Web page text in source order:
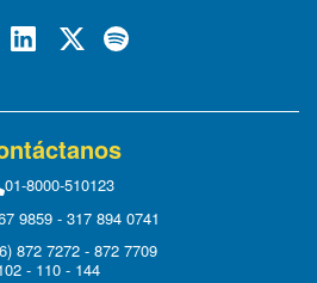
01-8000-510123
9859 - 317 894 0741
872 7272 - 872 7709
- 110 - 144